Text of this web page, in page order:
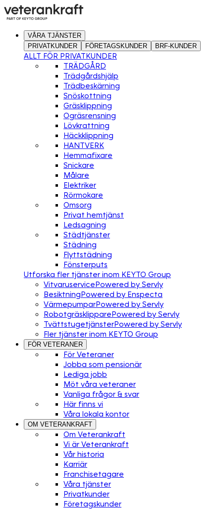
VÅRA TJÄNSTER
PRIVATKUNDER
FÖRETAGSKUNDER BRF-KUNDER
ALLT FÖR PRIVATKUNDER
TRÄDGÅRD
Trädgårdshjälp
Trädbeskärning
Snöskottning
Gräsklippning
Ogräsrensning
Lövkrattning
Häckklippning
HANTVERK
Hemmafixare
Snickare
Målare
Elektriker
Rörmokare
Omsorg
Privat hemtjänst
Ledsagning
Städtjänster
Städning
Flyttstädning
Fönsterputs
Utforska fler tjänster inom KEYTO Group
VitvaruservicePowered by Servly
BesiktningPowered by Enspecta
VärmepumparPowered by Servly
RobotgräsklipparePowered by Servly
TvättstugetjänsterPowered by Servly
Fler tjänster inom KEYTO Group
FÖR VETERANER
För Veteraner
Jobba som pensionär
Lediga jobb
Möt våra veteraner
Vanliga frågor & svar
Här finns vi
Våra lokala kontor
OM VETERANKRAFT
Om Veterankraft
Vi är Veterankraft
Vår historia
Karriär
Franchisetagare
Våra tjänster
Privatkunder
Företagskunder